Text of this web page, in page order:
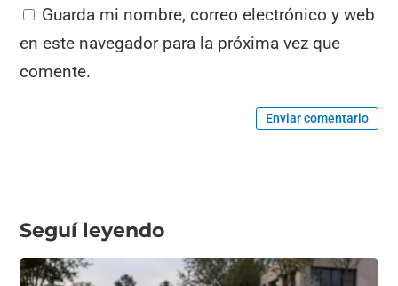
Guarda mi nombre, correo electrónico y web
en este navegador para la próxima vez que
comente.
Enviar comentario
Seguí leyendo